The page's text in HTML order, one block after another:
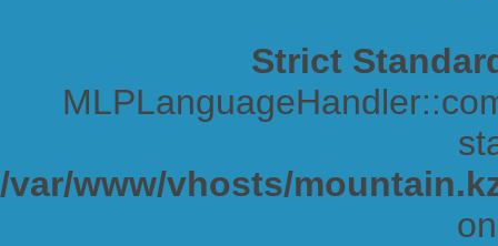
Strict
/var/www/vhosts/